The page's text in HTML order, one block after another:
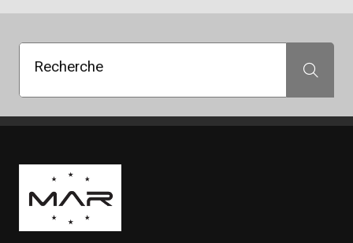
Recherche Recherche
Boutique Mags à Rabais